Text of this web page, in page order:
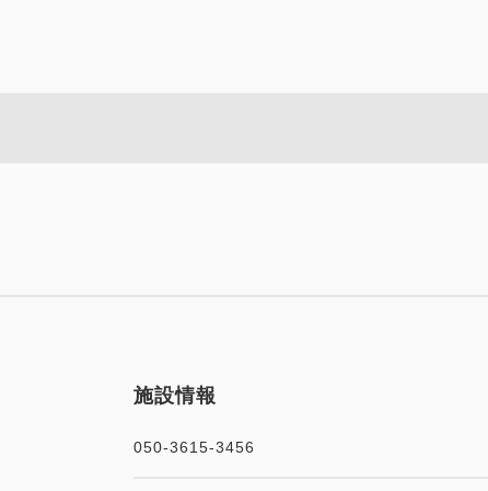
【グルメ
施設情報
050-3615-3456